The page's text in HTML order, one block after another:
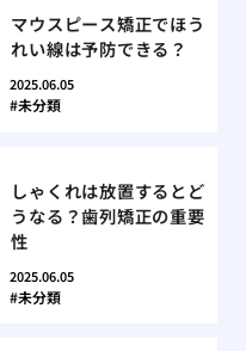
マウスピース矯正でほう
れい線は予防できる？
2025.06.05
未分類
しゃくれは放置するとど
うなる？歯列矯正の重要
性
2025.06.05
未分類